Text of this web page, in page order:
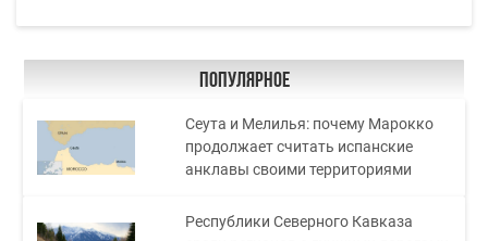
Популярное
Сеута и Мелилья: почему Марокко
продолжает считать испанские
анклавы своими территориями
Республики Северного Кавказа